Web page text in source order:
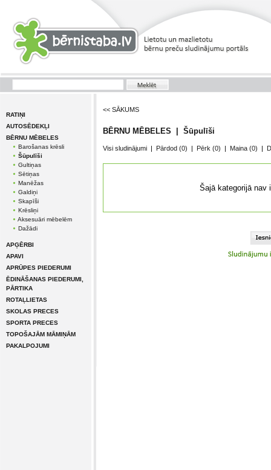
RATIŅI
AUTOSĒDEKĻI
BĒRNU MĒBELES
Barošanas krēsli
Šūpulīši
Gultiņas
Sētiņas
Manēžas
Galdiņi
Skapīši
Krēsliņi
Aksesuāri mēbelēm
Dažādi
APĢĒRBI
APAVI
APRŪPES PIEDERUMI
ĒDINĀŠANAS PIEDERUMI,
PĀRTIKA
ROTAĻLIETAS
SKOLAS PRECES
SPORTA PRECES
TOPOŠAJĀM MĀMIŅĀM
PAKALPOJUMI
<< SĀKUMS
BĒRNU MĒBELES | Šūpulīši
Visi sludinājumi | Pārdod (0) | Pērk (0) | Maina (0) |
Šajā kategorijā nav